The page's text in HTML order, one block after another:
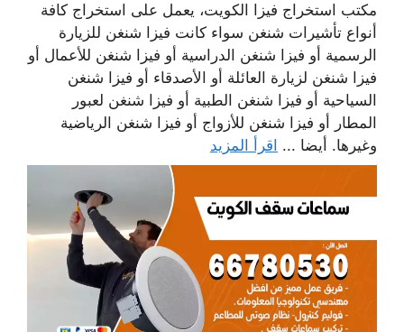
مكتب استخراج فيزا الكويت، يعمل على استخراج كافة
أنواع تأشيرات شنغن سواء كانت فيزا شنغن للزيارة
الرسمية أو فيزا شنغن الدراسية أو فيزا شنغن للأعمال أو
فيزا شنغن لزيارة العائلة أو الأصدقاء أو فيزا شنغن
السياحية أو فيزا شنغن الطبية أو فيزا شنغن لعبور
المطار أو فيزا شنغن للأزواج أو فيزا شنغن الرياضية
وغيرها. أيضا ... اقرأ المزيد